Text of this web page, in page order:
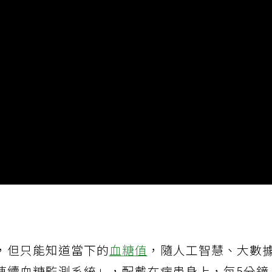
但只能知道當下的血糖值 ，隨人工智慧、大數